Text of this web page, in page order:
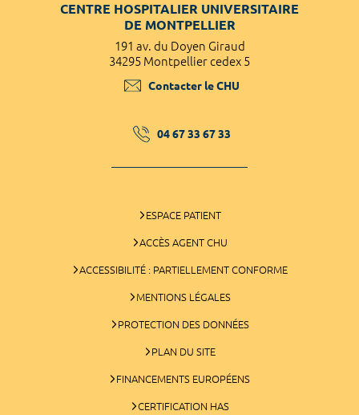
CENTRE HOSPITALIER UNIVERSITAIRE
DE MONTPELLIER
191 av. du Doyen Giraud
34295 Montpellier cedex 5
Contacter le CHU
04 67 33 67 33
ESPACE PATIENT
ACCÈS AGENT CHU
ACCESSIBILITÉ : PARTIELLEMENT CONFORME
MENTIONS LÉGALES
PROTECTION DES DONNÉES
PLAN DU SITE
FINANCEMENTS EUROPÉENS
CERTIFICATION HAS